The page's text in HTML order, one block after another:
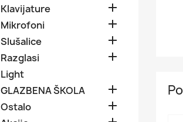
Klavijature 
Mikrofoni 
Slušalice 
Razglasi 
Light
GLAZBENA ŠKOLA

Ostalo 